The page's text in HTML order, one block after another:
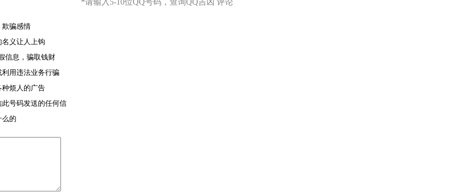
欺骗感情
义让人上钩
信息，骗取钱财
用违法业务行骗
烦人的广告
号码发送的任何信
么的